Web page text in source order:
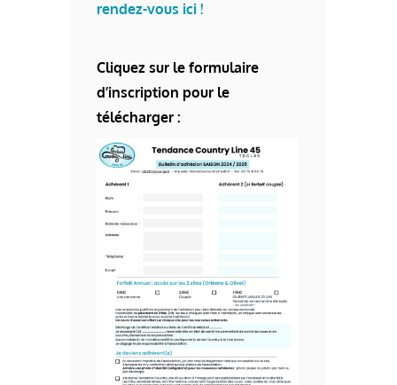
rendez-vous ici !
Cliquez sur le formulaire
d’inscription pour le
télécharger :